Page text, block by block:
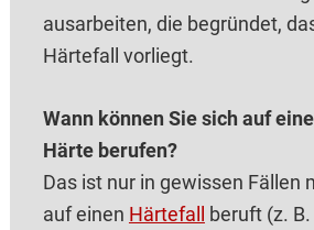
ausarbeiten, die begründet,
Härtefall vorliegt.
Wann können Sie sich auf
Härte berufen?
Das ist nur in gewissen Fällen
auf einen Härtefall
beruft (z.